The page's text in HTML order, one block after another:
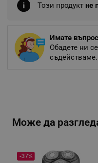
Този продукт не
Имате
Обадете ни
съдействаме.
Може да
-37%